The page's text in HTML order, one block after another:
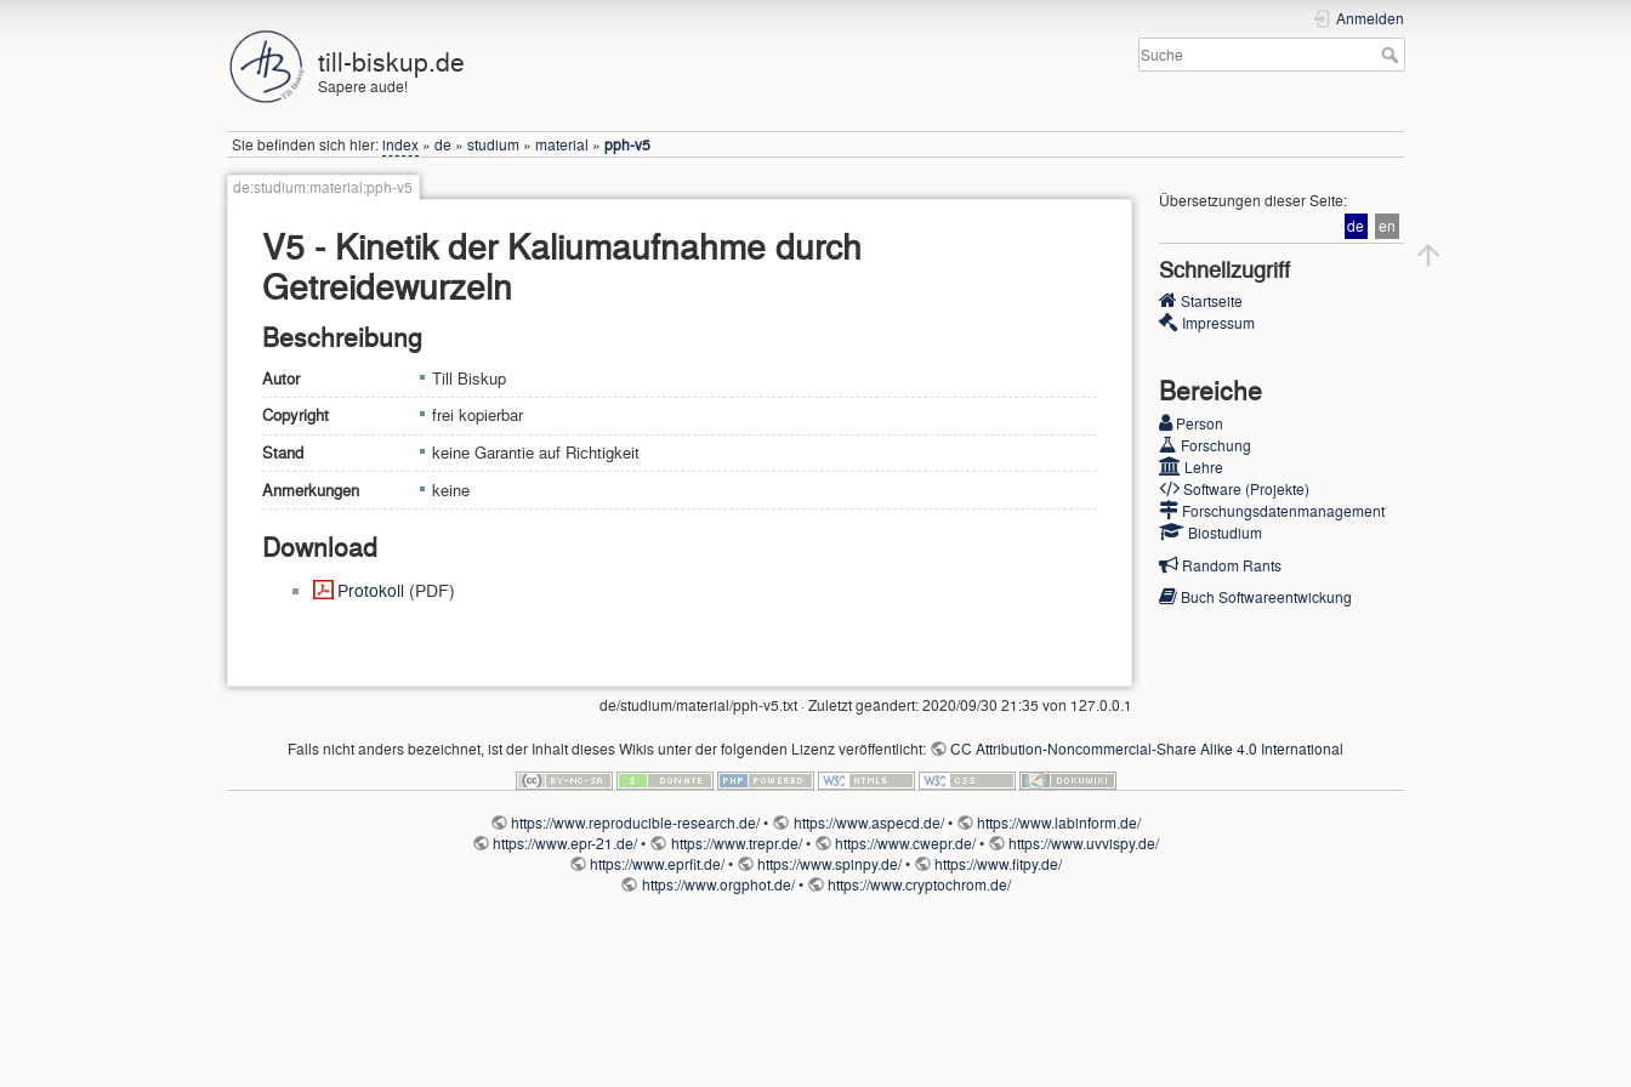
till-biskup.de
Sapere aude!
Anmelden
Sie befinden sich hier:index »de »studium »material »pph-v5
Übersetzungen dieser Seite:
de
en
Schnellzugriff
Startseite
Impressum
Bereiche
Person
Forschung
Lehre
Software (Projekte)
Forschungsdatenmanagement
Biostudium
Random Rants
Buch Softwareentwickung
de:studium:material:pph-v5
V5 - Kinetik der Kaliumaufnahme durch
Getreidewurzeln
Beschreibung
Autor
Till Biskup
Copyright
frei kopierbar
Stand
keine Garantie auf Richtigkeit
Anmerkungen
keine
Download
Protokoll(PDF)
de/studium/material/pph-v5.txt · Zuletzt geändert:2020/09/30 21:35 von 127.0.0.1
Falls nicht anders bezeichnet, ist der Inhalt dieses Wikis unter der folgenden Lizenz veröffentlicht: CC Attribution-Noncommercial-Share Alike 4.0 International
https://www.reproducible-research.de/• https://www.aspecd.de/•
https://www.labinform.de/
https://www.epr-21.de/• https://www.trepr.de/• https://www.cwepr.de/•
https://www.uvvispy.de/
https://www.eprfit.de/• https://www.spinpy.de/•
https://www.fitpy.de/
https://www.orgphot.de/• https://www.cryptochrom.de/